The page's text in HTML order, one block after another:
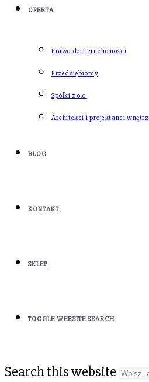
OFERTA
Prawo do nieruchomości
Przedsiębiorcy
Spółki z o.o.
Architekci i projektanci wnętrz
BLOG
KONTAKT
SKLEP
TOGGLE WEBSITE SEARCH
Search this website